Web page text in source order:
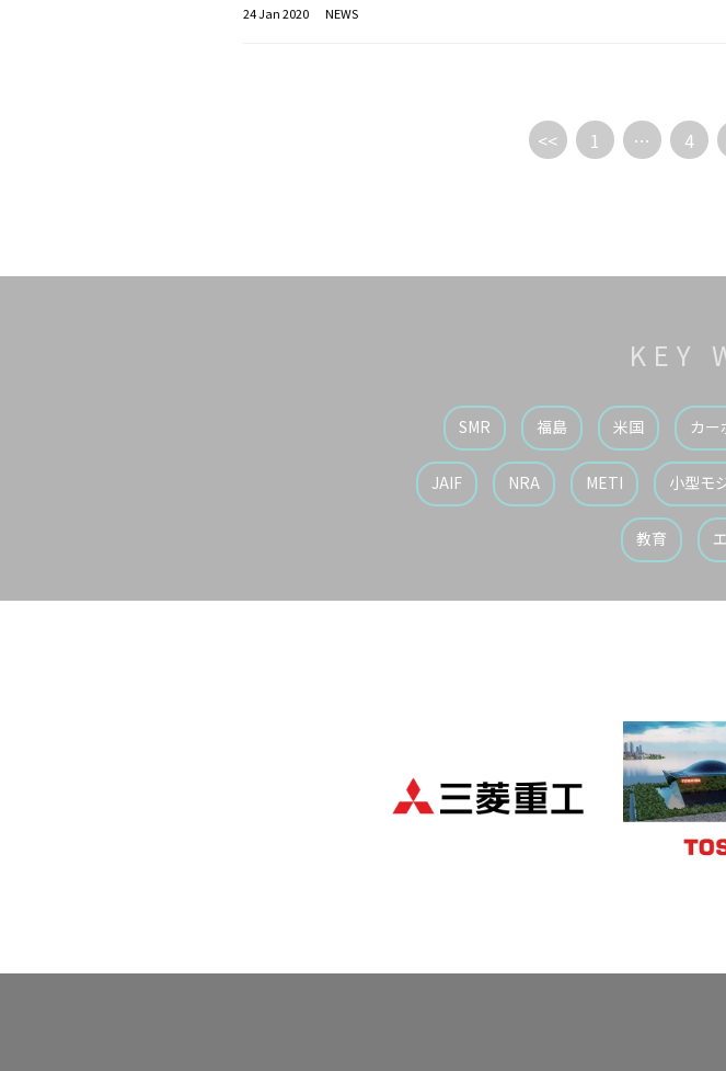
にあることから、これまで参加経験のある大学・高専への訪問、新たに制作した
法判断を受け「次のステップに向けて準備し臨まねばならない」と、原子力発電
24 Jan 2020 NEWS
<< 1 … 4
KEY
SMR 福島 米国 カ
JAIF NRA METI 小型モ
教育